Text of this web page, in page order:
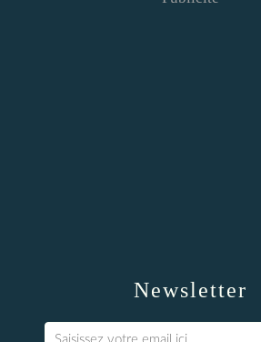
Newsletter